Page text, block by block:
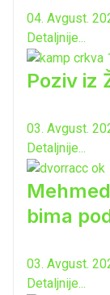
04. Avgust.
Detaljnije...
Poziv iz
03. Avgust.
Detaljnije...
bima
03. Avgust.
Detaljnije...